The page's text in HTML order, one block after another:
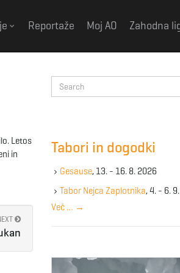
Reportaže Moj AO Zahodna
Letos
in
e
e
y
w
r
Tabori in dogodki
Gesause, 13. - 16. 8. 2026
Tabor Nejca Zaplotnika, 4. - 6.
Več … →